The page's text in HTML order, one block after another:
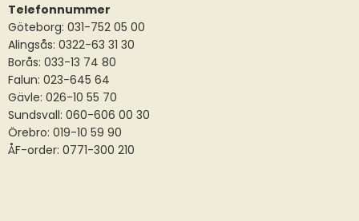
Telefonnummer
Göteborg: 031-752 05 00
Alingsås: 0322-63 31 30
Borås: 033-13 74 80
Falun: 023-645 64
Gävle: 026-10 55 70
Sundsvall: 060-606 00 30
Örebro: 019-10 59 90
ÅF-order: 0771-300 210